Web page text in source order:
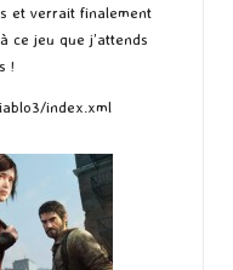
et verrait finalement
ce jeu que j’attends
!
index.xml